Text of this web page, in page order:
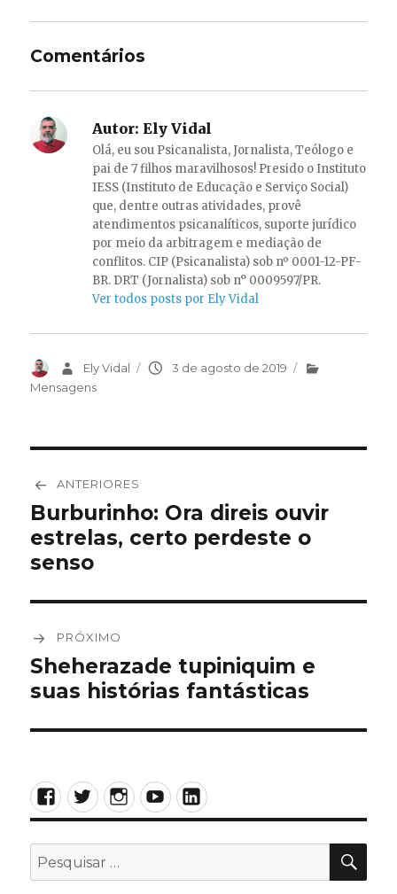
Comentários
Autor: Ely Vidal
Olá, eu sou Psicanalista, Jornalista, Teólogo e
pai de 7 filhos maravilhosos! Presido o Instituto
IESS (Instituto de Educação e Serviço Social)
que, dentre outras atividades, provê
atendimentos psicanalíticos, suporte jurídico
por meio da arbitragem e mediação de
conflitos. CIP (Psicanalista) sob nº 0001-12-PF-
BR. DRT (Jornalista) sob n° 0009597/PR.
Ver todos posts por Ely Vidal
AutorEly Vidal
Publicado
3 de agosto de 2019
Categorias
Mensagens
de
Post
ANTERIORES
Post
anterior:
Burburinho: Ora direis ouvir
estrelas, certo perdeste o
senso
PRÓXIMO
Próximo
post:
Sheherazade tupiniquim e
suas histórias fantásticas
Facebook
TwitterInstagram
YouTubeLinkedIn
Pesquisar